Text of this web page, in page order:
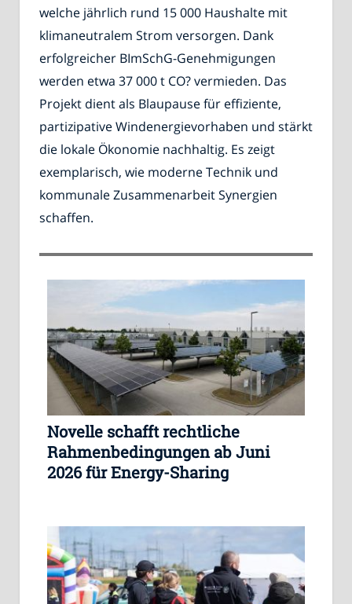
welche jährlich rund 15 000 Haushalte mit
klimaneutralem Strom versorgen. Dank
erfolgreicher BImSchG-Genehmigungen
werden etwa 37 000 t CO? vermieden. Das
Projekt dient als Blaupause für effiziente,
partizipative Windenergievorhaben und stärkt
die lokale Ökonomie nachhaltig. Es zeigt
exemplarisch, wie moderne Technik und
kommunale Zusammenarbeit Synergien
schaffen.
Novelle schafft rechtliche
Rahmenbedingungen ab Juni
2026 für Energy-Sharing